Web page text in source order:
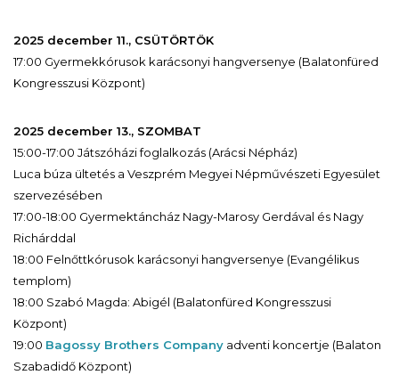
2025 december 11., CSÜTÖRTÖK
17:00 Gyermekkórusok karácsonyi hangversenye (Balatonfüred
Kongresszusi Központ)
2025 december 13., SZOMBAT
15:00-17:00 Játszóházi foglalkozás (Arácsi Népház)
Luca búza ültetés a Veszprém Megyei Népművészeti Egyesület
szervezésében
17:00-18:00 Gyermektáncház Nagy-Marosy Gerdával és Nagy
Richárddal
18:00 Felnőttkórusok karácsonyi hangversenye (Evangélikus
templom)
18:00 Szabó Magda: Abigél (Balatonfüred Kongresszusi
Központ)
19:00 Bagossy Brothers Company adventi koncertje (Balaton
Szabadidő Központ)